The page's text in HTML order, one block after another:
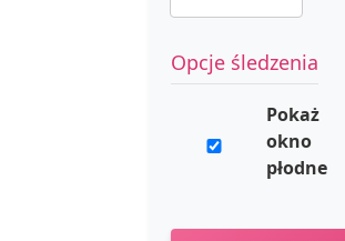
Opcje śledzenia
Pokaż
okno
płodne